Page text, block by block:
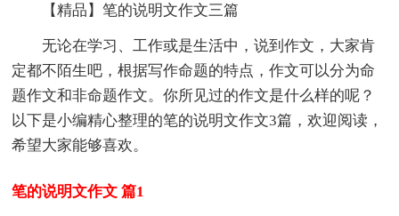
【精品】笔的说明文作文三篇
无论在学习、工作或是生活中，说到作文，大家肯
定都不陌生吧，根据写作命题的特点，作文可以分为命
题作文和非命题作文。你所见过的作文是什么样的呢？
以下是小编精心整理的笔的说明文作文3篇，欢迎阅读，
希望大家能够喜欢。
笔的说明文作文 篇1